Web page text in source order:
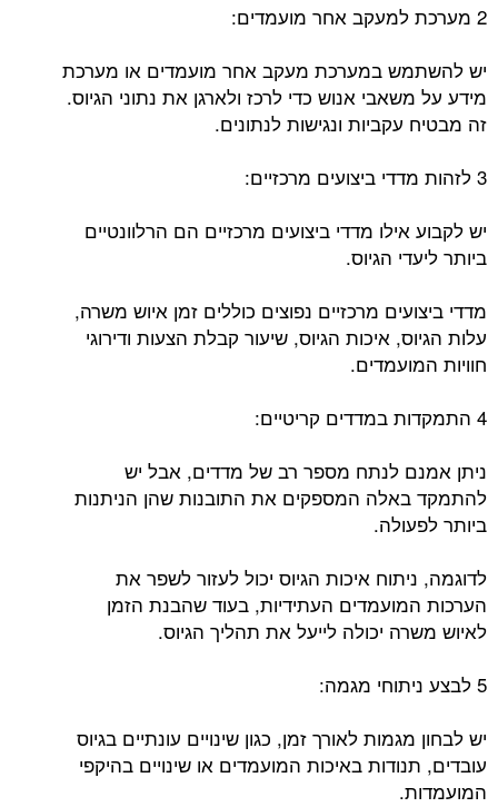
2 מערכת למעקב אחר מועמדים:
יש להשתמש במערכת מעקב אחר מועמדים או מערכת
מידע על משאבי אנוש כדי לרכז ולארגן את נתוני הגיוס.
זה מבטיח עקביות ונגישות לנתונים.
3 לזהות מדדי ביצועים מרכזיים:
יש לקבוע אילו מדדי ביצועים מרכזיים הם הרלוונטיים
ביותר ליעדי הגיוס.
מדדי ביצועים מרכזיים נפוצים כוללים זמן איוש משרה,
עלות הגיוס, איכות הגיוס, שיעור קבלת הצעות ודירוגי
חוויות המועמדים.
4 התמקדות במדדים קריטיים:
ניתן אמנם לנתח מספר רב של מדדים, אבל יש
להתמקד באלה המספקים את התובנות שהן הניתנות
ביותר לפעולה.
לדוגמה, ניתוח איכות הגיוס יכול לעזור לשפר את
הערכות המועמדים העתידיות, בעוד שהבנת הזמן
לאיוש משרה יכולה לייעל את תהליך הגיוס.
5 לבצע ניתוחי מגמה:
יש לבחון מגמות לאורך זמן, כגון שינויים עונתיים בגיוס
עובדים, תנודות באיכות המועמדים או שינויים בהיקפי
המועמדות.